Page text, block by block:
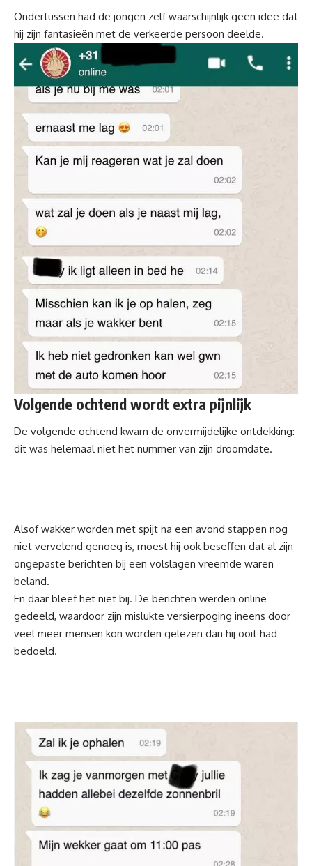
Ondertussen had de jongen zelf waarschijnlijk geen idee dat
hij zijn fantasieën met de verkeerde persoon deelde.
Volgende ochtend wordt extra pijnlijk
De volgende ochtend kwam de onvermijdelijke ontdekking:
dit was helemaal niet het nummer van zijn droomdate.
Alsof wakker worden met spijt na een avond stappen nog
niet vervelend genoeg is, moest hij ook beseffen dat al zijn
ongepaste berichten bij een volslagen vreemde waren
beland.
En daar bleef het niet bij. De berichten werden online
gedeeld, waardoor zijn mislukte versierpoging ineens door
veel meer mensen kon worden gelezen dan hij ooit had
bedoeld.